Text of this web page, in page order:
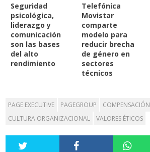
Seguridad
psicológica,
liderazgo y
comunicación
son las bases
del alto
rendimiento
Telefónica
Movistar
comparte
modelo para
reducir brecha
de género en
sectores
técnicos
PAGE EXECUTIVE PAGEGROUP
COMPENSACIÓN
CULTURA ORGANIZACIONAL
VALORES ÉTICOS